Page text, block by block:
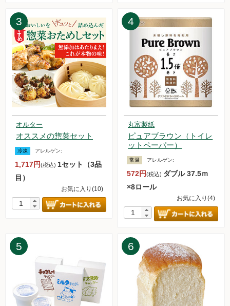
2025.3.29【毎週土曜日更新！】品ものアイテムを更新しまし
た。
2025.3.22【毎週土曜日更新！】品ものアイテムを更新しまし
た。
2025.3.15【毎週土曜日更新！】品ものアイテムを更新しまし
た。
2025.3.10【重要なお知らせ】送料改定について
2025.3.8【毎週土曜日更新！】品ものアイテムを更新しまし
た。
2025.3.1【毎週土曜日更新！】品ものアイテムを更新しまし
た。
2025.2.22【毎週土曜日更新！】品ものアイテムを更新しまし
た。
2025.2.15【毎週土曜日更新！】品ものアイテムを更新しまし
た。
2025.2.8【毎週土曜日更新！】品ものアイテムを更新しまし
た。
2025.2.1【毎週土曜日更新！】品ものアイテムを更新しまし
た。
2025.1.20【重要なお知らせ】 3Dセキュア2.0の移行について
2025.1.20【重要なお知らせ】 システムメンテナンスのお知ら
2025.1.18【毎週土曜日更新！】品ものアイテムを更新しまし
た。
3
オルター
オススメの惣菜セット
冷凍 アレルゲン:
1,717円(税込) 1セット（3品
目）
お気に入り(10)
4
丸富製紙
ピュアブラウン（トイレ
ットペーパー）
常温 アレルゲン:
572円(税込) ダブル 37.5ｍ
×8ロール
お気に入り(4)
5 6